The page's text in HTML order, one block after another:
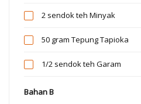
2 sendok teh Minyak
50 gram Tepung Tapioka
1/2 sendok teh Garam
Bahan B